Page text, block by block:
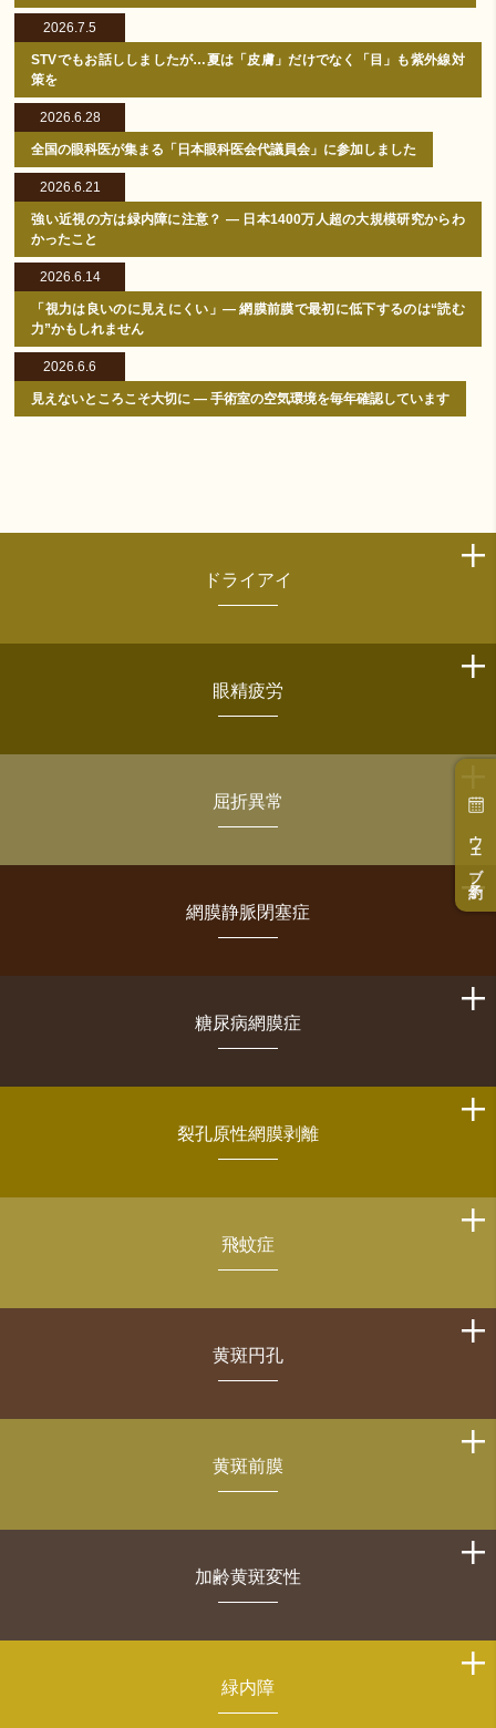
ウェブ予約
2026.7.5
STVでもお話ししましたが…夏は「皮膚」だけでなく「目」も紫外線対
策を
2026.6.28
全国の眼科医が集まる「日本眼科医会代議員会」に参加しました
2026.6.21
強い近視の方は緑内障に注意？ ― 日本1400万人超の大規模研究からわ
かったこと
2026.6.14
「視力は良いのに見えにくい」― 網膜前膜で最初に低下するのは“読む
力”かもしれません
2026.6.6
見えないところこそ大切に ― 手術室の空気環境を毎年確認しています
ドライアイ
眼精疲労
屈折異常
網膜静脈閉塞症
糖尿病網膜症
裂孔原性網膜剥離
飛蚊症
黄斑円孔
黄斑前膜
加齢黄斑変性
緑内障